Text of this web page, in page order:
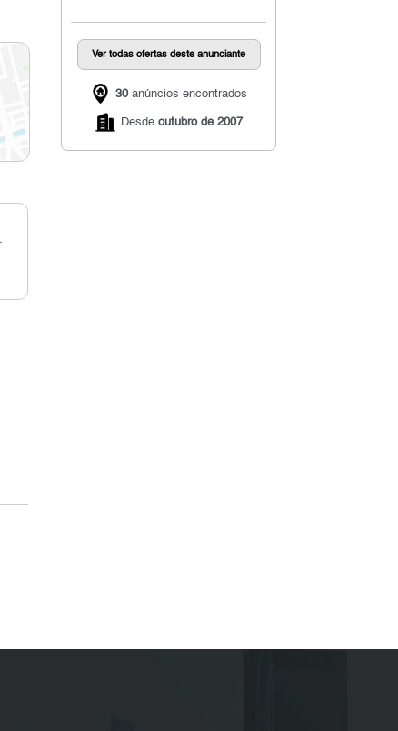
Ver todas ofertas deste anunciante
30anúncios encontrados
Desde outubro de 2007